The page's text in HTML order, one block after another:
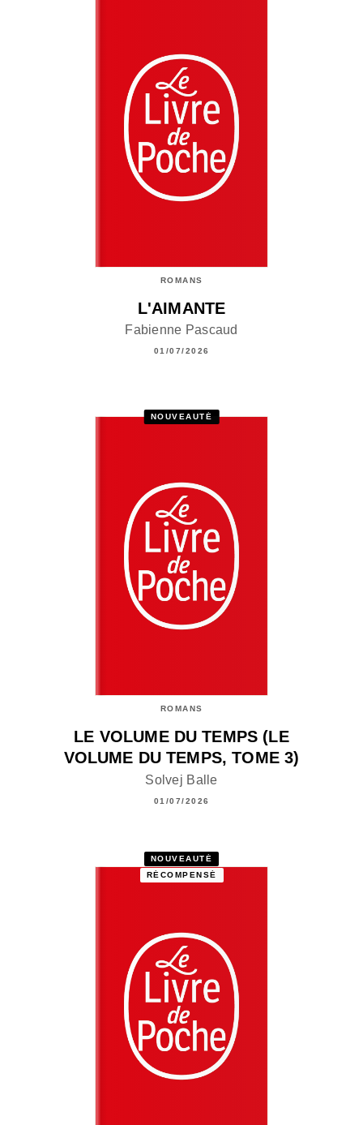
ROMANS
L'AIMANTE
Fabienne Pascaud
01/07/2026
NOUVEAUTÉ
ROMANS
LE VOLUME DU TEMPS (LE
VOLUME DU TEMPS, TOME 3)
Solvej Balle
01/07/2026
NOUVEAUTÉ
RÉCOMPENSÉ